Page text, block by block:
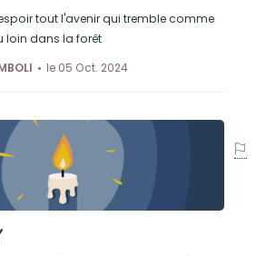
tout l'avenir qui tremble comme
loin dans la forêt
le 05 Oct. 2024